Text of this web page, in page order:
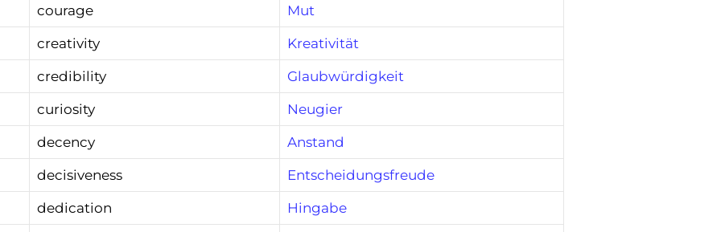
courage Mut
creativity Kreativität
credibility Glaubwürdigkeit
curiosity Neugier
decency Anstand
decisiveness Entscheidungsfreude
dedication Hingabe